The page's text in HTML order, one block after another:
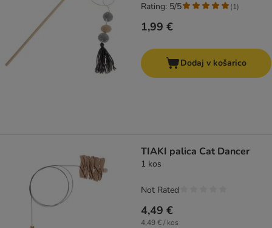
1,99 €
Rating: 5/5 (1)
Dodaj v košarico
TIAKI palica Cat Dancer
1 kos
4,49 €
4,49 € / kos
Not Rated